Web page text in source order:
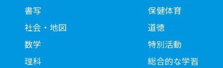
書写
社会・地図
数学
理科
保健体育
道徳
特別活動
総合的な学習